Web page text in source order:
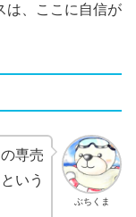
は、ここに自信が
ぶちくま
専売
いう